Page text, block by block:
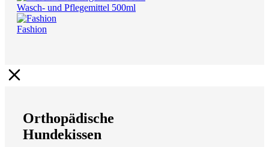
Wasch- und Pflegemittel 500ml
Fashion
Orthopädische
Hundekissen